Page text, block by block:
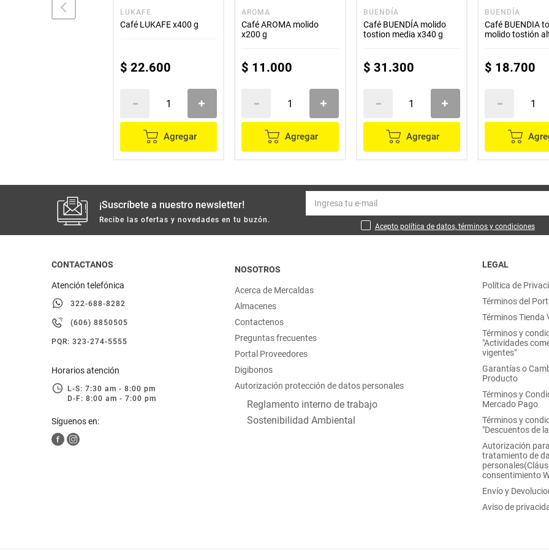
LUKAFE
Café LUKAFE x400 g
$ 22.600
Agregar
AROMA
Café AROMA molido
x200 g
$ 11.000
Agregar
BUENDÍA
Café BUENDÍA molido
tostion media x340 g
$ 31.300
Agregar
BUENDÍA
Café BUENDIA
molido tostión
$ 18.700
¡Suscríbete a nuestro newsletter!
Recibe las ofertas y novedades en tu buzón.
Acepto política de datos, términos y condiciones
CONTACTANOS
Atención telefónica
322-688-8282
(606) 8850505
PQR: 323-274-5555
Horarios atención
L-S: 7:30 am - 8:00 pm
D-F: 8:00 am - 7:00 pm
Síguenos en:
NOSOTROS
Acerca de Mercaldas
Almacenes
Contactenos
Preguntas frecuentes
Portal Proveedores
Digibonos
Autorización protección de datos personales
Reglamento interno de trabajo
Sostenibilidad Ambiental
LEGAL
Política de
Términos del
Términos Tienda
Términos y
"Actividades
vigentes"
Garantías o
Producto
Términos y
Mercado Pago
Términos y
"Descuentos de
Autorización
tratamiento de
consentimiento
Envío y
Aviso de